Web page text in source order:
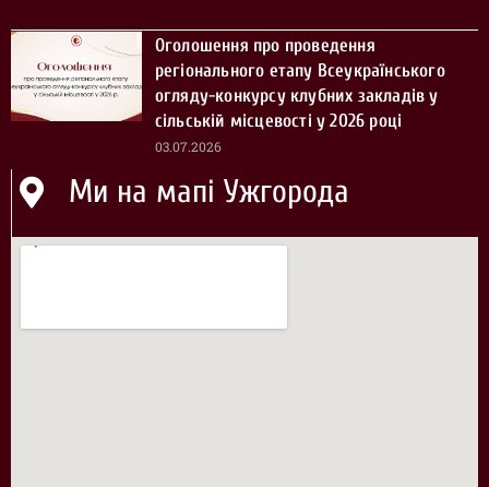
Оголошення про проведення
регіонального етапу Всеукраїнського
огляду-конкурсу клубних закладів у
сільській місцевості у 2026 році
03.07.2026
Ми на мапі Ужгорода